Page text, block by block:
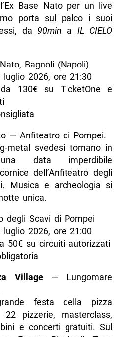
Base Nato per un live
porta sul palco i suoi
da 90min a IL CIELO
Bagnoli (Napoli)
luglio 2026, ore 21:30
130€ su TicketOne e
— Anfiteatro di Pompei.
metal svedesi tornano in
data imperdibile
dell’Anfiteatro degli
Musica e archeologia si
unica.
degli Scavi di Pompei
luglio 2026, ore 21:00
50€ su circuiti autorizzati
Village— Lungomare
festa della pizza
22 pizzerie, masterclass,
e concerti gratuiti. Sul